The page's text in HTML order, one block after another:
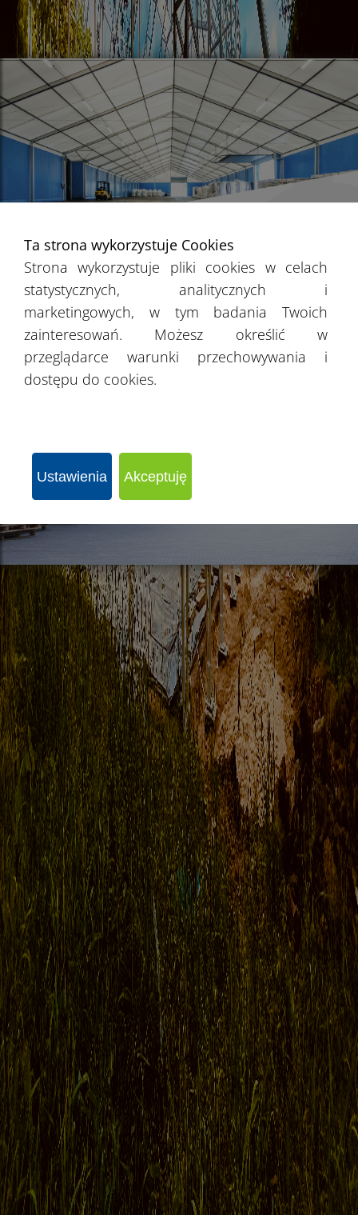
Ta strona wykorzystuje Cookies
Strona wykorzystuje pliki cookies w celach
statystycznych, analitycznych i
marketingowych, w tym badania Twoich
zainteresowań. Możesz określić w
przeglądarce warunki przechowywania i
dostępu do cookies.
Ustawienia Akceptuję